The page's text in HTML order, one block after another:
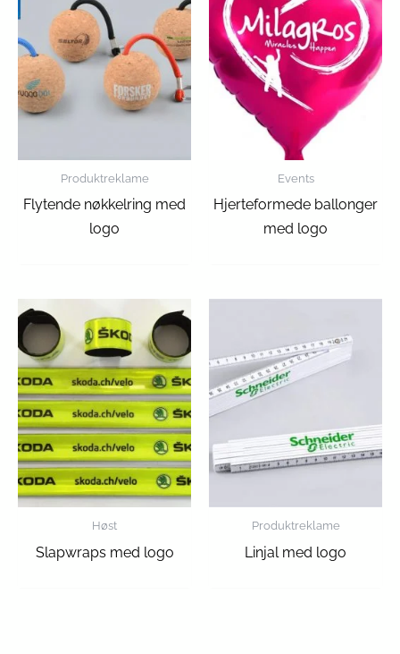
Produktreklame
Flytende nøkkelring med
logo
Events
Hjerteformede ballonger
med logo
Høst
Slapwraps med logo
Produktreklame
Linjal med logo